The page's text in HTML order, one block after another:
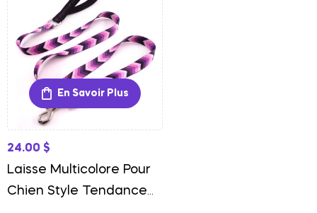
En Savoir Plus
24.00 $
Laisse Multicolore Pour
Chien Style Tendance